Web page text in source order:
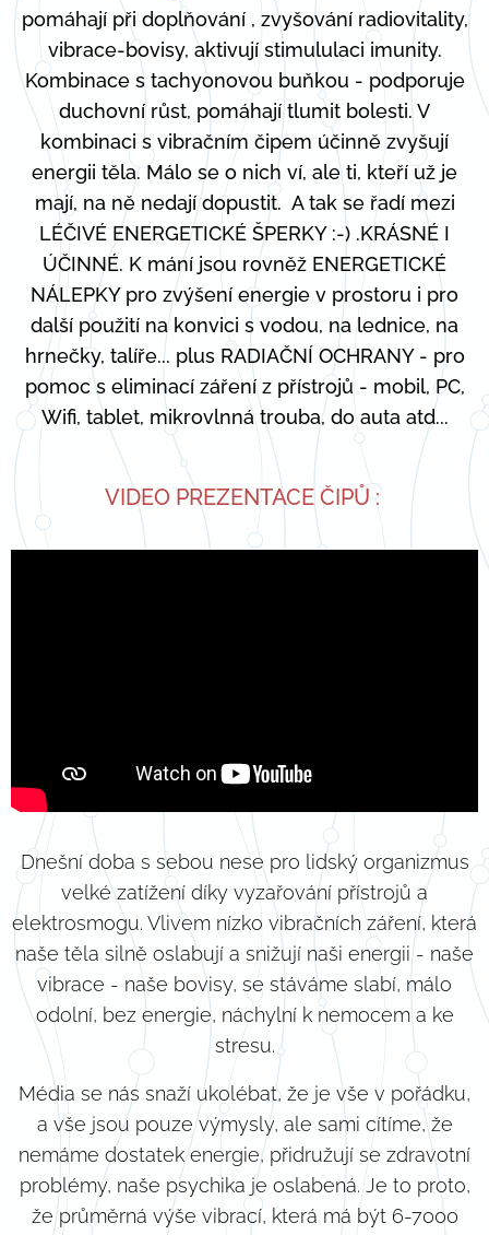
pomáhají při doplňování , zvyšování radiovitality,
vibrace-bovisy, aktivují stimululaci imunity.
Kombinace s tachyonovou buňkou - podporuje
duchovní růst, pomáhají tlumit bolesti. V
kombinaci s vibračním čipem účinně zvyšují
energii těla. Málo se o nich ví, ale ti, kteří už je
mají, na ně nedají dopustit. A tak se řadí mezi
LÉČIVÉ ENERGETICKÉ ŠPERKY :-) .KRÁSNÉ I
ÚČINNÉ. K mání jsou rovněž ENERGETICKÉ
NÁLEPKY pro zvýšení energie v prostoru i pro
další použití na konvici s vodou, na lednice, na
hrnečky, talíře... plus RADIAČNÍ OCHRANY - pro
pomoc s eliminací záření z přístrojů - mobil, PC,
Wifi, tablet, mikrovlnná trouba, do auta atd...
VIDEO PREZENTACE ČIPŮ :
Dnešní doba s sebou nese pro lidský organizmus
velké zatížení díky vyzařování přístrojů a
elektrosmogu. Vlivem nízko vibračních záření, která
naše těla silně oslabují a snižují naši energii - naše
vibrace - naše bovisy, se stáváme slabí, málo
odolní, bez energie, náchylní k nemocem a ke
stresu.
Média se nás snaží ukolébat, že je vše v pořádku,
a vše jsou pouze výmysly, ale sami cítíme, že
nemáme dostatek energie, přidružují se zdravotní
problémy, naše psychika je oslabená. Je to proto,
že průměrná výše vibrací, která má být 6-7000